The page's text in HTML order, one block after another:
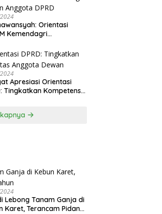
Orientasi
Kemendagri
DPRD
Apresiasi Orientasi
Tingkatkan Kompetensi
Lebong Tanam Ganja di
Karet, Terancam Pidana